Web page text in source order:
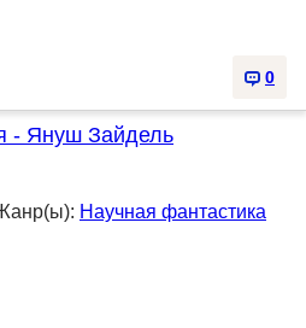
0
- Януш Зайдель
Научная фантастика